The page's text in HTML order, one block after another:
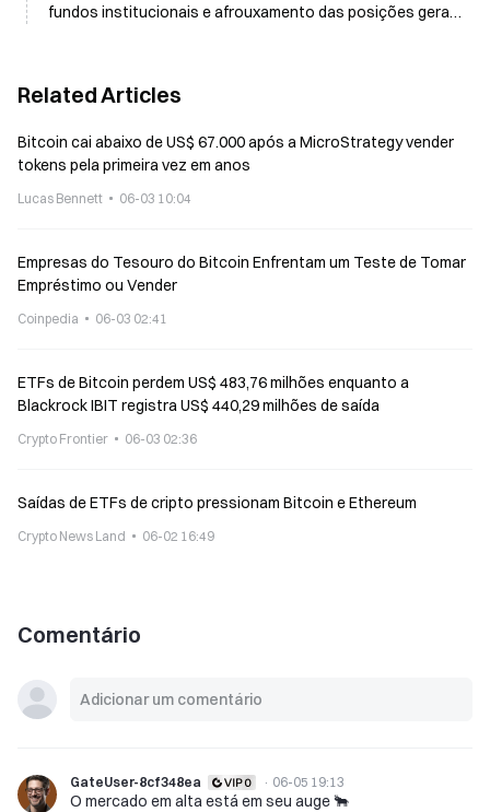
fundos institucionais e afrouxamento das posições geram
Related Articles
Bitcoin cai abaixo de US$ 67.000 após a MicroStrategy vender
tokens pela primeira vez em anos
Lucas Bennett 06-03 10:04
Empresas do Tesouro do Bitcoin Enfrentam um Teste de Tomar
Empréstimo ou Vender
Coinpedia 06-03 02:41
ETFs de Bitcoin perdem US$ 483,76 milhões enquanto a
Blackrock IBIT registra US$ 440,29 milhões de saída
Crypto Frontier 06-03 02:36
Saídas de ETFs de cripto pressionam Bitcoin e Ethereum
Crypto News Land 06-02 16:49
Comentário
GateUser-8cf348ea · 06-05 19:13
O mercado em alta está em seu auge 🐂